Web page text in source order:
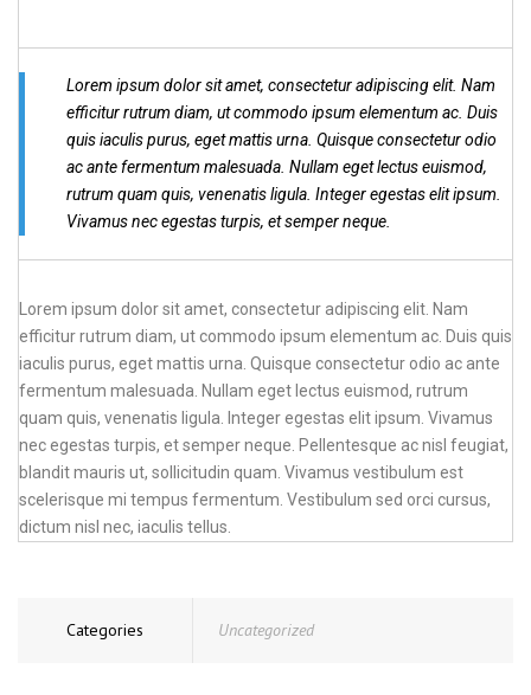
Lorem ipsum dolor sit amet, consectetur adipiscing elit. Nam
efficitur rutrum diam, ut commodo ipsum elementum ac. Duis
quis iaculis purus, eget mattis urna. Quisque consectetur odio
ac ante fermentum malesuada. Nullam eget lectus euismod,
rutrum quam quis, venenatis ligula. Integer egestas elit ipsum.
Vivamus nec egestas turpis, et semper neque.
Lorem ipsum dolor sit amet, consectetur adipiscing elit. Nam
efficitur rutrum diam, ut commodo ipsum elementum ac. Duis quis
iaculis purus, eget mattis urna. Quisque consectetur odio ac ante
fermentum malesuada. Nullam eget lectus euismod, rutrum
quam quis, venenatis ligula. Integer egestas elit ipsum. Vivamus
nec egestas turpis, et semper neque. Pellentesque ac nisl feugiat,
blandit mauris ut, sollicitudin quam. Vivamus vestibulum est
scelerisque mi tempus fermentum. Vestibulum sed orci cursus,
dictum nisl nec, iaculis tellus.
Categories Uncategorized